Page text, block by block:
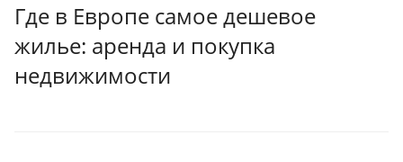
Где в Европе самое дешевое
жилье: аренда и покупка
недвижимости